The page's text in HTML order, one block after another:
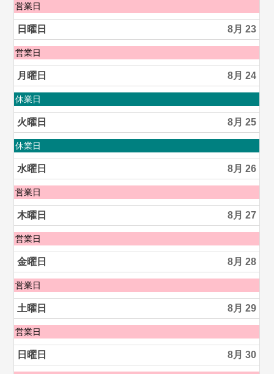
月
21st
2026
土
日,
8
月
22nd
2026
営業日
日曜日 8月 23
日
日,
8
月
23rd
2026
営業日
月曜日 8月 24
月
日,
8
月
24th
2026
休業日
火曜日 8月 25
火
日,
8
月
25th
2026
休業日
水曜日 8月 26
水
日,
8
月
26th
2026
営業日
木曜日 8月 27
木
日,
8
月
27th
2026
営業日
金曜日 8月 28
金
日,
8
月
28th
2026
営業日
土曜日 8月 29
土
日,
8
営業日
日曜日 8月 30